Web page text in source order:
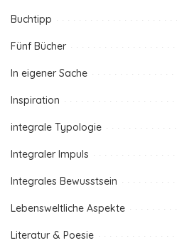
Buchtipp
Fünf Bücher
In eigener Sache
Inspiration
integrale Typologie
Integraler Impuls
Integrales Bewusstsein
Lebensweltliche Aspekte
Literatur & Poesie